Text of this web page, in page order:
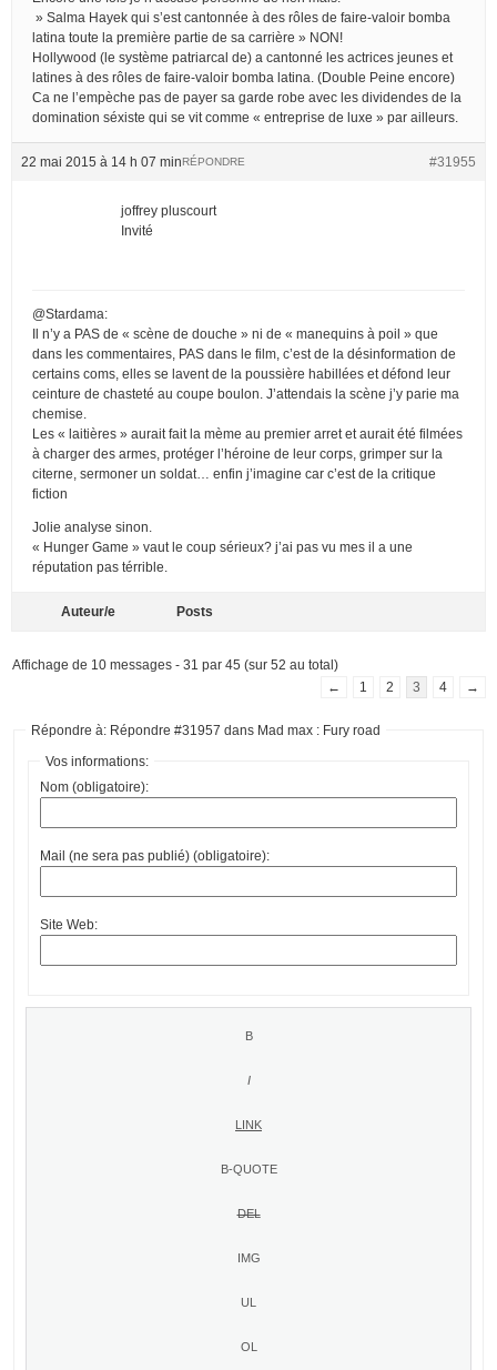
» Salma Hayek qui s’est cantonnée à des rôles de faire-valoir bomba
latina toute la première partie de sa carrière » NON!
Hollywood (le système patriarcal de) a cantonné les actrices jeunes et
latines à des rôles de faire-valoir bomba latina. (Double Peine encore)
Ca ne l’empèche pas de payer sa garde robe avec les dividendes de la
domination séxiste qui se vit comme « entreprise de luxe » par ailleurs.
22 mai 2015 à 14 h 07 min #31955
RÉPONDRE
joffrey pluscourt
Invité
@Stardama:
Il n’y a PAS de « scène de douche » ni de « manequins à poil » que
dans les commentaires, PAS dans le film, c’est de la désinformation de
certains coms, elles se lavent de la poussière habillées et défond leur
ceinture de chasteté au coupe boulon. J’attendais la scène j’y parie ma
chemise.
Les « laitières » aurait fait la mème au premier arret et aurait été filmées
à charger des armes, protéger l’héroine de leur corps, grimper sur la
citerne, sermoner un soldat… enfin j’imagine car c’est de la critique
fiction
Jolie analyse sinon.
« Hunger Game » vaut le coup sérieux? j’ai pas vu mes il a une
réputation pas térrible.
Auteur/e Posts
Affichage de 10 messages - 31 par 45 (sur 52 au total)
←
1 2 3 4 →
Répondre à: Répondre #31957 dans Mad max : Fury road
Vos informations:
Nom (obligatoire):
Mail (ne sera pas publié) (obligatoire):
Site Web: